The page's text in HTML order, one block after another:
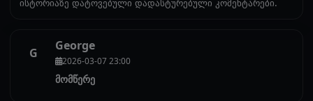
ისტორიაზე დატოვებული დადასტურებული კომენტარები.
G George
2026-03-07 23:00
მომწერე